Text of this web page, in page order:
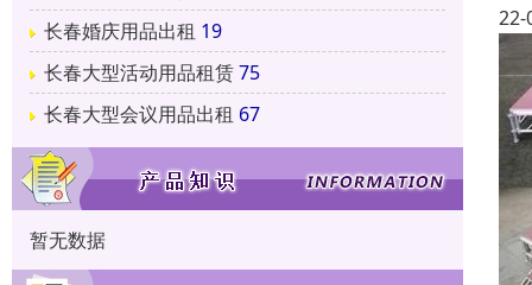
长春婚庆用品出租 19
长春大型活动用品租赁75
长春大型会议用品出租 67
暂无数据
22-